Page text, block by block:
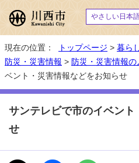
やさしい日本
現在の位置： トップページ > 暮ら
防災・災害情報 > 防災・災害情報
ベント・災害情報などをお知らせ
サンテレビで市のイベント
せ